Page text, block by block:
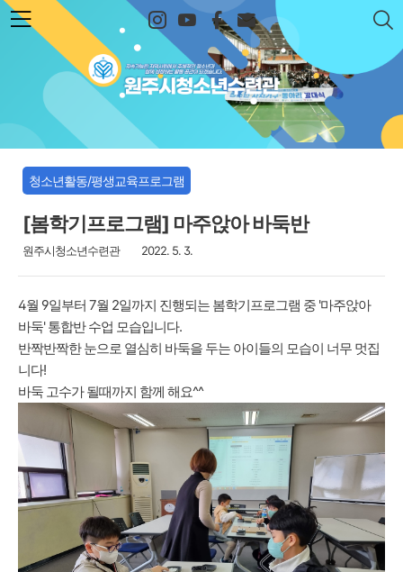
본문 바로가기
원주시청소년수련관
청소년활동/평생교육프로그램
[봄학기프로그램] 마주앉아 바둑반
원주시청소년수련관 2022. 5. 3.
4월 9일부터 7월 2일까지 진행되는 봄학기프로그램 중 '마주앉아
바둑' 통합반 수업 모습입니다.
반짝반짝한 눈으로 열심히 바둑을 두는 아이들의 모습이 너무 멋집
니다!
바둑 고수가 될때까지 함께 해요^^